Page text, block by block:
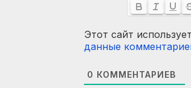
Этот сайт
данные
0 КОММЕНТАРИЕВ